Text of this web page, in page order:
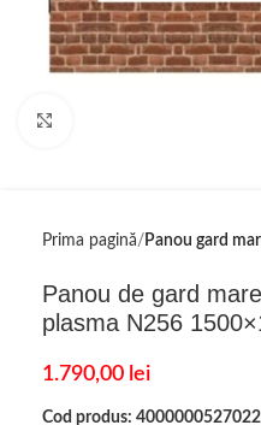
Prima pagină Panou gard
Panou de gard
plasma N256
1.790,00 lei
Cod produs: 4000000527022